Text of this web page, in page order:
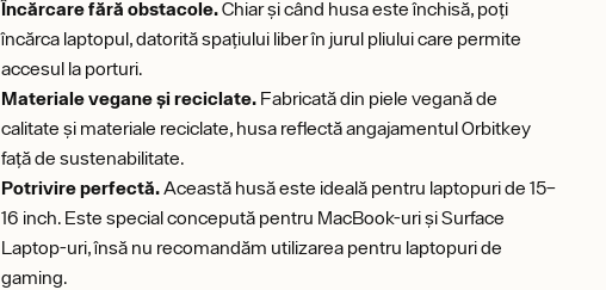
Încărcare fără obstacole.Chiar și când husa este închisă, poți
încărca laptopul, datorită spațiului liber în jurul pliului care permite
accesul la porturi.
Materiale vegane și reciclate. Fabricată din piele vegană de
calitate și materiale reciclate, husa reflectă angajamentul Orbitkey
față de sustenabilitate.
Potrivire perfectă.Această husă este ideală pentru laptopuri de 15–
16 inch. Este special concepută pentru MacBook-uri și Surface
Laptop-uri, însă nu recomandăm utilizarea pentru laptopuri de
gaming.